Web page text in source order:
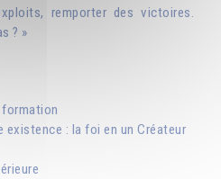
remporter des victoires.
? »
formation
existence : la foi en un Créateur